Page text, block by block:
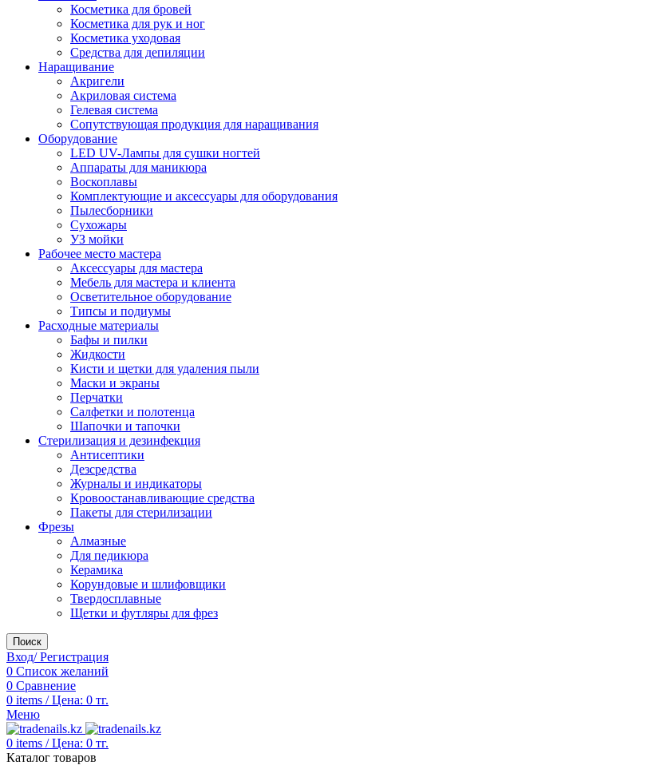
Косметика для бровей
Косметика для рук и ног
Косметика уходовая
Средства для депиляции
Наращивание
Акригели
Акриловая система
Гелевая система
Сопутствующая продукция для наращивания
Оборудование
LED UV-Лампы для сушки ногтей
Аппараты для маникюра
Воскоплавы
Комплектующие и аксессуары для оборудования
Пылесборники
Сухожары
УЗ мойки
Рабочее место мастера
Аксессуары для мастера
Мебель для мастера и клиента
Осветительное оборудование
Типсы и подиумы
Расходные материалы
Бафы и пилки
Жидкости
Кисти и щетки для удаления пыли
Маски и экраны
Перчатки
Салфетки и полотенца
Шапочки и тапочки
Стерилизация и дезинфекция
Антисептики
Дезсредства
Журналы и индикаторы
Кровоостанавливающие средства
Пакеты для стерилизации
Фрезы
Алмазные
Для педикюра
Керамика
Корундовые и шлифовщики
Твердосплавные
Щетки и футляры для фрез
Поиск
Вход/ Регистрация
0 Список желаний
0 Сравнение
0 items / Цена: 0 тг.
Меню
0 items / Цена: 0 тг.
Каталог товаров